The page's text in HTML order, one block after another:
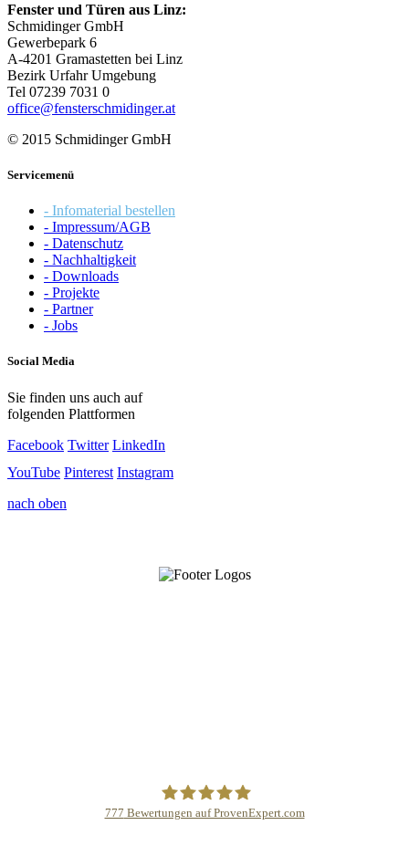
Fenster und Türen aus Linz:
Schmidinger GmbH
Gewerbepark 6
A-4201 Gramastetten bei Linz
Bezirk Urfahr Umgebung
Tel 07239 7031 0
office@fensterschmidinger.at
© 2015 Schmidinger GmbH
Servicemenü
- Infomaterial bestellen
- Impressum/AGB
- Datenschutz
- Nachhaltigkeit
- Downloads
- Projekte
- Partner
- Jobs
Social Media
Sie finden uns auch auf
folgenden Plattformen
Facebook Twitter LinkedIn
YouTube Pinterest Instagram
nach oben
777 Bewertungen auf ProvenExpert.com